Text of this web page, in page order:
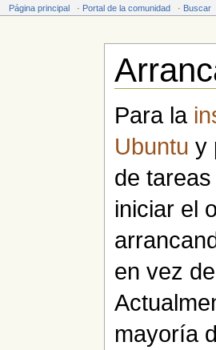
Página principal · Portal de la comunidad · Buscar
Para la
Ubuntu y
de
iniciar el
en vez
mayoría